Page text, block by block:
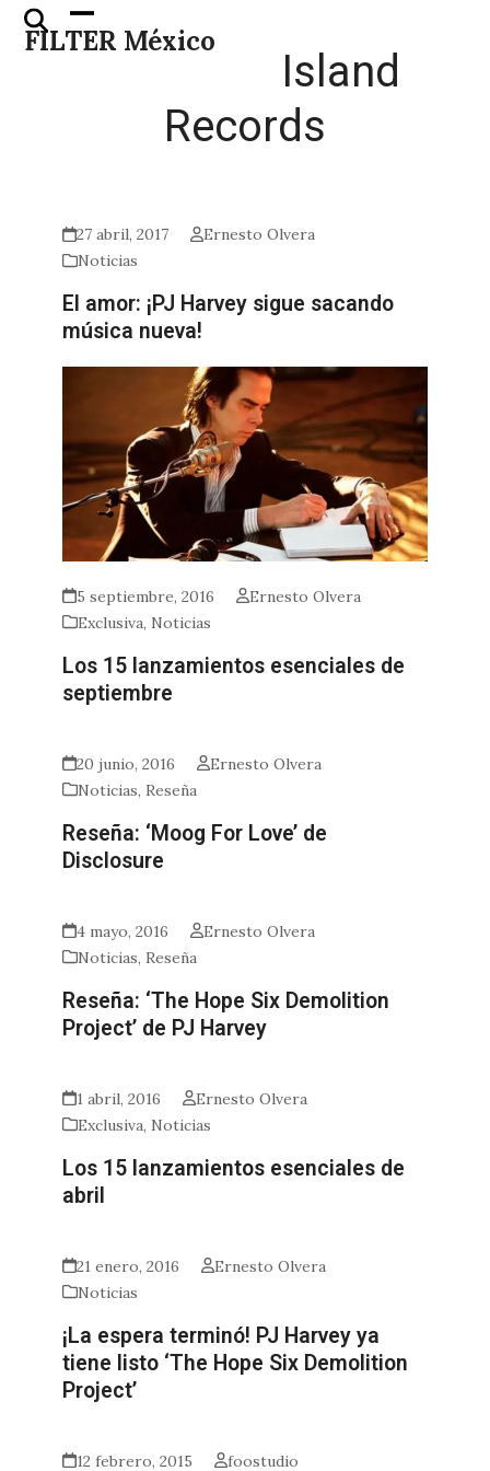
Skip
FILTER México
Open
mobile
Close
mobile
Island
Records
27 abril, 2017
Ernesto Olvera
Noticias
El amor: ¡PJ Harvey sigue sacando
música nueva!
5 septiembre, 2016
Ernesto Olvera
Exclusiva, Noticias
Los 15 lanzamientos esenciales de
septiembre
20 junio, 2016
Ernesto Olvera
Noticias,Reseña
Reseña: ‘Moog For Love’ de
Disclosure
4 mayo, 2016
Ernesto Olvera
Noticias,Reseña
Reseña: ‘The Hope Six Demolition
Project’ de PJ Harvey
1 abril, 2016
Ernesto Olvera
Exclusiva, Noticias
Los 15 lanzamientos esenciales de
abril
21 enero, 2016
Ernesto Olvera
Noticias
¡La espera terminó! PJ Harvey ya
tiene listo ‘The Hope Six Demolition
Project’
12 febrero, 2015 foostudio